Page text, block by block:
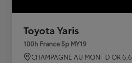
Toyota Yaris
100h France 5p MY19
CHAMPAGNE AU MONT D OR